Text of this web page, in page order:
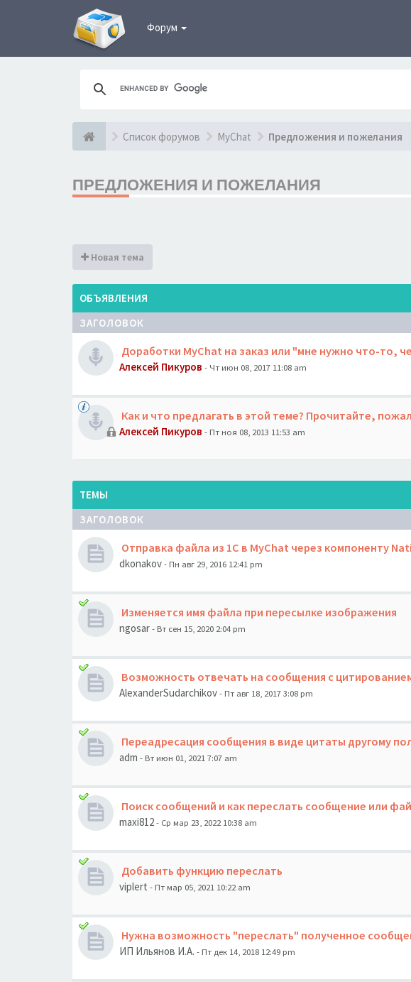
Форум
Список форумов MyChat Предложения и пожелания
ПРЕДЛОЖЕНИЯ И ПОЖЕЛАНИЯ
Новая тема
ОБЪЯВЛЕНИЯ
ЗАГОЛОВОК
Доработки MyChat на заказ или "мне нужно что-то,
Алексей Пикуров - Чт июн 08, 2017 11:08 am
Как и что предлагать в этой теме? Прочитайте,
Алексей Пикуров - Пт ноя 08, 2013 11:53 am
ТЕМЫ
ЗАГОЛОВОК
Отправка файла из 1С в MyChat через компоненту
dkonakov- Пн авг 29, 2016 12:41 pm
Изменяется имя файла при пересылке изображения
ngosar- Вт сен 15, 2020 2:04 pm
Возможность отвечать на сообщения с
AlexanderSudarchikov- Пт авг 18, 2017 3:08 pm
Переадресация сообщения в виде цитаты другому
adm - Вт июн 01, 2021 7:07 am
Поиск сообщений и как переслать сообщение или
maxi812- Ср мар 23, 2022 10:38 am
Добавить функцию переслать
viplert - Пт мар 05, 2021 10:22 am
Нужна возможность "переслать" полученное
ИП Ильянов И.А. - Пт дек 14, 2018 12:49 pm